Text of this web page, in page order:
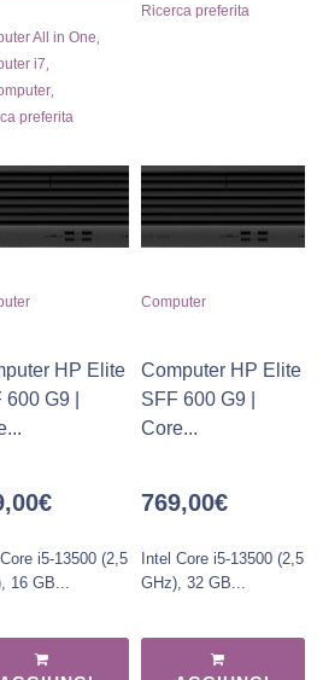
All in One
i7
,
preferita
Ricerca preferita
HP Elite
G9 |
€
i5-13500 (2,5
16 GB...
Computer
Computer HP Elite
SFF 600 G9 |
Core...
769,00€
Intel Core i5-13500 (2,5
GHz), 32 GB...